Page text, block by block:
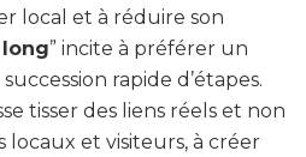
local et à réduire son
” incite à préférer un
rapide d’étapes.
tisser des liens réels et non
et visiteurs, à créer